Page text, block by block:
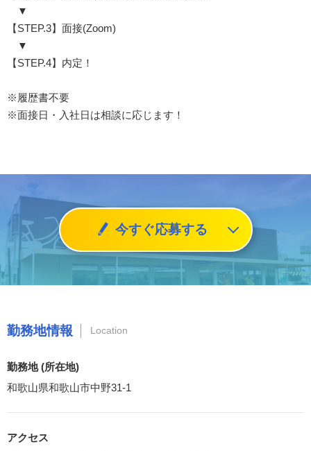
▼
【STEP.3】面接(Zoom)
▼
【STEP.4】内定！
※履歴書不要
※面接日・入社日は相談に応じます！
今すぐ応募する
勤務地情報 Location
勤務地 (所在地)
和歌山県和歌山市中野31-1
アクセス